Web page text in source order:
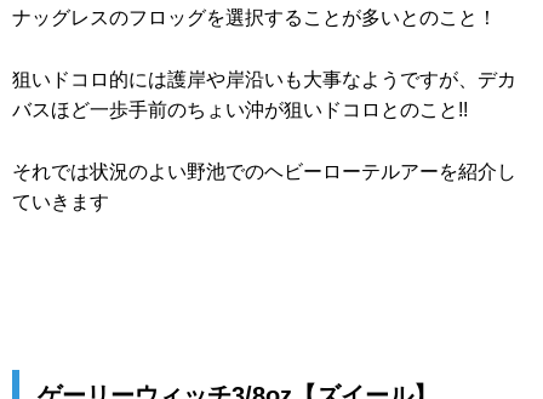
ナッグレスのフロッグを選択することが多いとのこと！
狙いドコロ的には護岸や岸沿いも大事なようですが、デカ
バスほど一歩手前のちょい沖が狙いドコロとのこと!!
それでは状況のよい野池でのヘビーローテルアーを紹介し
ていきます